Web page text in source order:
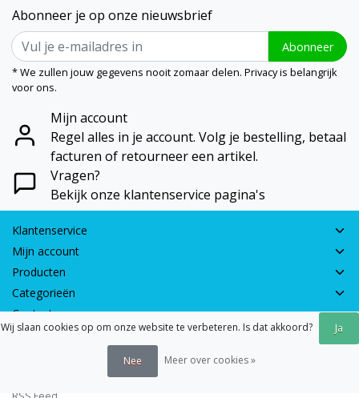
Abonneer je op onze nieuwsbrief
Abonneer
* We zullen jouw gegevens nooit zomaar delen. Privacy is belangrijk
voor ons.
Mijn account
Regel alles in je account. Volg je bestelling, betaal
facturen of retourneer een artikel.
Vragen?
Bekijk onze klantenservice pagina's
Klantenservice
Mijn account
Producten
Categorieën
Contactgegevens
© 2026 - Earth Games | Realisatie:webshop-service.nl
Algemene voorwaarden|Disclaimer
Wij slaan cookies op om onze website te verbeteren. Is dat akkoord? Ja
Nee Meer over cookies »